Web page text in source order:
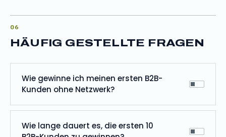
HÄUFIG GESTELLTE FRAGEN
Wie gewinne ich meinen ersten B2B-
Kunden ohne Netzwerk?
Wie lange dauert es, die ersten 10